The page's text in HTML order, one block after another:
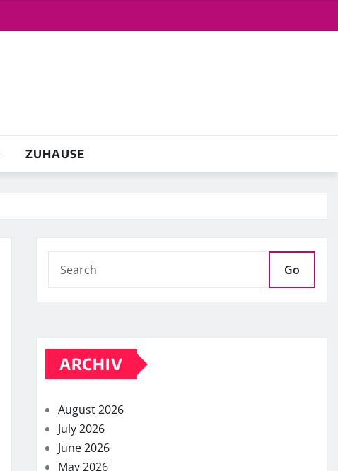
ZUHAUSE
Go
ARCHIV
August 2026
July 2026
June 2026
May 2026